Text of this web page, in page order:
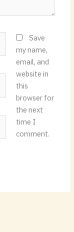
Save
my name,
email, and
website in
this
browser for
the next
time I
comment.